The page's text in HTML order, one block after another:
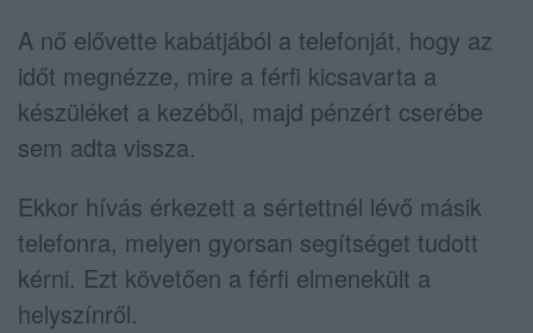
A nő elővette kabátjából a telefonját, hogy az
időt megnézze, mire a férfi kicsavarta a
készüléket a kezéből, majd pénzért cserébe
sem adta vissza.
Ekkor hívás érkezett a sértettnél lévő másik
telefonra, melyen gyorsan segítséget tudott
kérni. Ezt követően a férfi elmenekült a
helyszínről.